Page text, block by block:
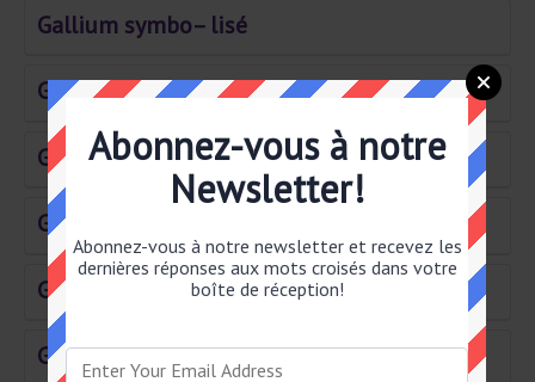
Gallium symbo– lisé
Gomme de roue
Gratin du sud
Géant des neiges
Grec par sa mer
Grand lac amé– ricain
Abonnez-vous à notre
Newsletter!
Abonnez-vous à notre newsletter et recevez les
dernières réponses aux mots croisés dans votre
boîte de réception!